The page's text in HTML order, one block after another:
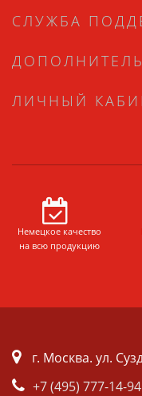
СЛУЖБА
ЛИЧНЫЙ
Немецкое качество
на всю продукцию
г. Москва. ул.
+7 (495) 777-14-94